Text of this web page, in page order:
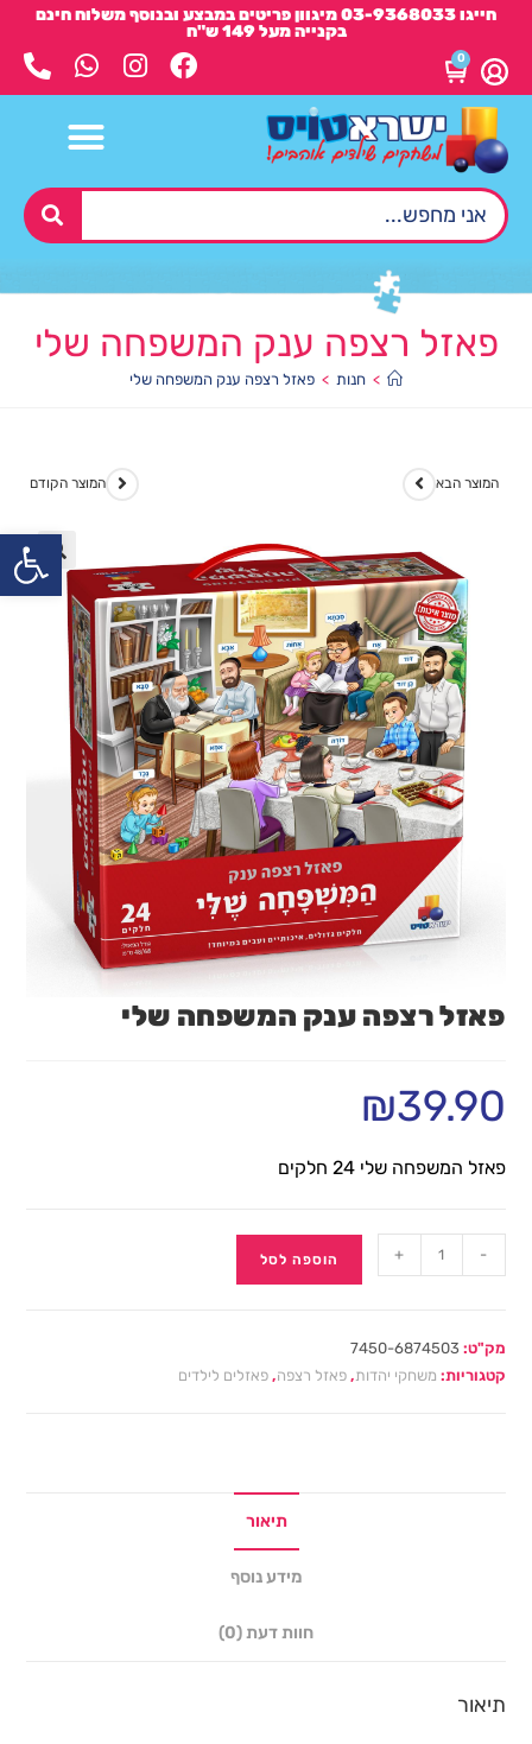
חייגו 03-9368033 מיגוון פריטים במבצע ובנוסף משלוח חינם
בקנייה מעל 149 ש"ח
0
פאזל רצפה ענק המשפחה שלי
> חנות > פאזל רצפה ענק המשפחה שלי
המוצר הקודם המוצר הבא
פאזל רצפה ענק המשפחה שלי
₪39.90
פאזל המשפחה שלי 24 חלקים
-
+ הוספה לסל
מק"ט:7450-6874503
קטגוריות: משחקי יהדות,פאזל רצפה,פאזלים לילדים
תיאור
מידע נוסף
חוות דעת (0)
תיאור